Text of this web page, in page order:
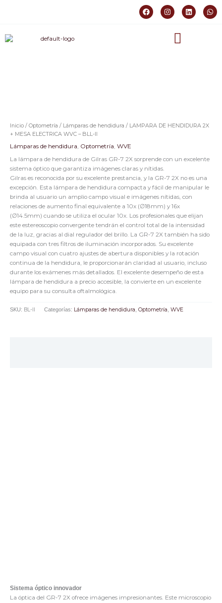
F
a
c
I
n
s
L
i
n
W
h
a
Inicio / Optometría / Lámparas de hendidura / LAMPARA DE HENDIDURA 2X
+ MESA ELECTRICA WVC – BLL-II
Lámparas de hendidura Optometría WVE
La lámpara de hendidura de Gilras GR-7 2X sorprende con un excelente
sistema óptico que garantiza imágenes claras y nítidas.
Gilras es reconocida por su excelente prestancia, y la GR-7 2X no es una
excepción. Esta lámpara de hendidura compacta y fácil de manipular le
brinda al usuario un amplio campo visual e imágenes nítidas, con
relaciones de aumento final equivalente a 10x (∅18mm) y 16x
(∅14.5mm) cuando se utiliza el ocular 10x. Los profesionales que elijan
este estereoscopio convergente tendrán el control total de la intensidad
de la luz, gracias al dial regulador del brillo. La GR-7 2X también ha sido
equipada con tres filtros de iluminación incorporados. Su excelente
campo visual con cuatro ajustes de abertura disponibles y la rotación
continua de la hendidura, le proporcionarán claridad al usuario, incluso
durante los exámenes más detallados. El excelente desempeño de esta
lámpara de hendidura a precio accesible, la convierte en un excelente
equipo para su consulta oftalmológica.
SKU: BL-II Categorías: Lámparas de hendidura Optometría WVE
Sistema óptico innovador
La óptica del GR-7 2X ofrece imágenes impresionantes. Este microscopio